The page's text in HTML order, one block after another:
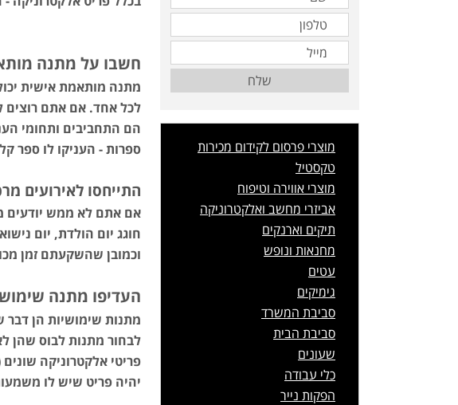
חשבו על מתנה
מתנה מותאמת אישית
לכל אחד. אם אתם רוצים
הם התחביבים ותחומי
ספרות - העניקו לו ספר
התייחסו לאירועים
אם אתם לא ממש יודעים
חוגג יום הולדת, יום
וכמובן שהשקעתם זמן
העדיפו מתנה
מתנות שימושיות הן דבר
לבחור מתנות לבוס שהן
פריטי אלקטרוניקה
יהיה פריט שיש לו
שלח
מוצרי פרסום לקידום מכירות
טקסטיל
מוצרי אווירה וטיפוח
אביזרי מחשב ואלקטרוניקה
תיקים וארנקים
מחנאות ונופש
עטים
גימיקים
סביבת המשרד
סביבת הבית
שעונים
כלי עבודה
הפקות נייר